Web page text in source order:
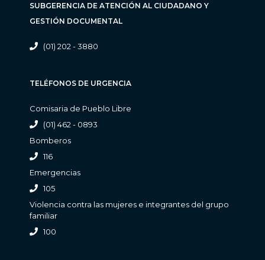
SUBGERENCIA DE ATENCIÓN AL CIUDADANO Y
GESTIÓN DOCUMENTAL
(01) 202 - 3880
TELÉFONOS DE URGENCIA
Comisaria de Pueblo Libre
(01) 462 - 0893
Bomberos
116
Emergencias
105
Violencia contra las mujeres e integrantes del grupo
familiar
100